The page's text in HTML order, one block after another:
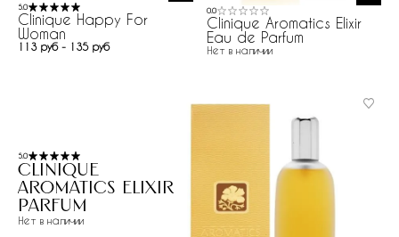
5.0
Clinique Happy For
Woman
113 руб - 135 руб
0.0
Clinique Aromatics Elixir
Eau de Parfum
Нет в наличии
5.0
Clinique
Aromatics Elixir
Parfum
Нет в наличии